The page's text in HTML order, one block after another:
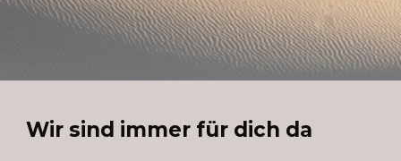
Wir sind immer für dich da